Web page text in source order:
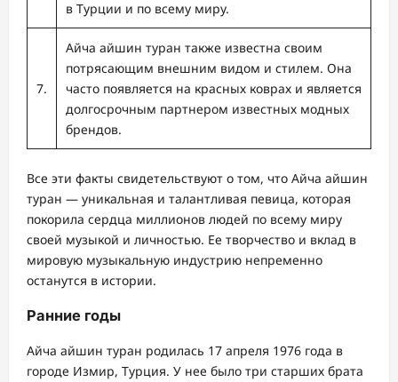
в Турции и по всему миру.
7.
Айча айшин туран также известна своим
потрясающим внешним видом и стилем. Она
часто появляется на красных коврах и является
долгосрочным партнером известных модных
брендов.
Все эти факты свидетельствуют о том, что Айча айшин
туран — уникальная и талантливая певица, которая
покорила сердца миллионов людей по всему миру
своей музыкой и личностью. Ее творчество и вклад в
мировую музыкальную индустрию непременно
останутся в истории.
Ранние годы
Айча айшин туран родилась 17 апреля 1976 года в
городе Измир, Турция. У нее было три старших брата